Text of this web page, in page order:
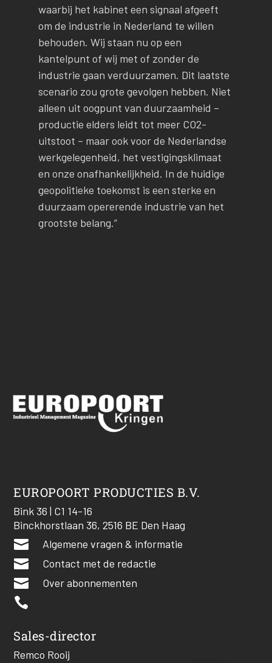
waarbij het kabinet een signaal afgeeft
om de industrie in Nederland te willen
behouden. Wij staan nu op een
kantelpunt of wij met of zonder de
industrie gaan verduurzamen. Dit laatste
scenario zou grote gevolgen hebben. Niet
alleen uit oogpunt van duurzaamheid –
productie elders leidt tot meer CO2-
uitstoot – maar ook voor de Nederlandse
werkgelegenheid, het vestigingsklimaat
en onze onafhankelijkheid. In de huidige
geopolitieke toekomst is een sterke en
duurzaam opererende industrie van het
grootste belang.”
EUROPOORT PRODUCTIES B.V.
Bink 36 | C1 14-16
Binckhorstlaan 36, 2516 BE Den Haag
 Algemene vragen & informatie
 Contact met de redactie
 Over abonnementen

Sales-director
Remco Rooij